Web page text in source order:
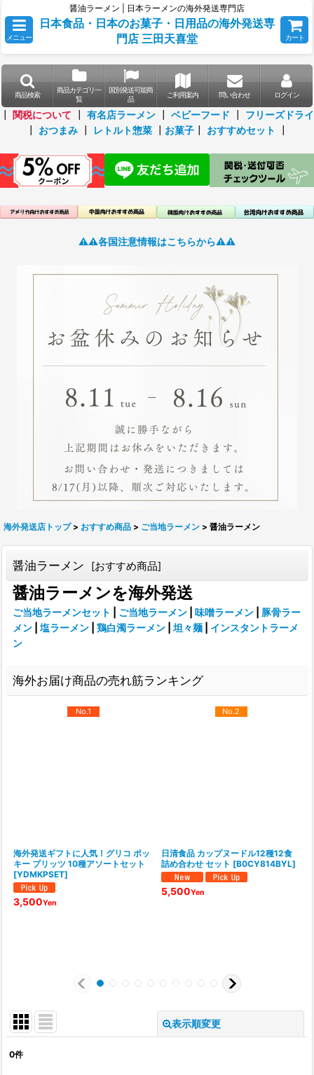
醤油ラーメン | 日本ラーメンの海外発送専門店
メニュー
日本食品・日本のお菓子・日用品の海外発送専
門店 三田天喜堂
カート
商品検索
商品カテゴリ一
覧
国別発送可能商
品
ご利用案内 問い合わせ ログイン
関税について 有名店ラーメン ベビーフード
フリーズドライ
おつまみ レトルト惣菜 お菓子 おすすめセット
⚠️⚠️各国注意情報はこちらから⚠️⚠️
海外発送店トップ > おすすめ商品 > ご当地ラーメン > 醤油ラーメン
醤油ラーメン [おすすめ商品]
醤油ラーメンを海外発送
ご当地ラーメンセット ご当地ラーメン 味噌ラーメン
豚骨ラー
メン
塩ラーメン 鶏白濁ラーメン |坦々麺
インスタントラーメ
ン
海外お届け商品の売れ筋ランキング
No.1
海外発送ギフトに人気！グリコ ポッ
キー プリッツ 10種アソートセット
[YDMKPSET]
3,500Yen
No.2
日清食品 カップヌードル12種12食
詰め合わせ セット [B0CY814BYL]
5,500Yen
表示順変更
0件